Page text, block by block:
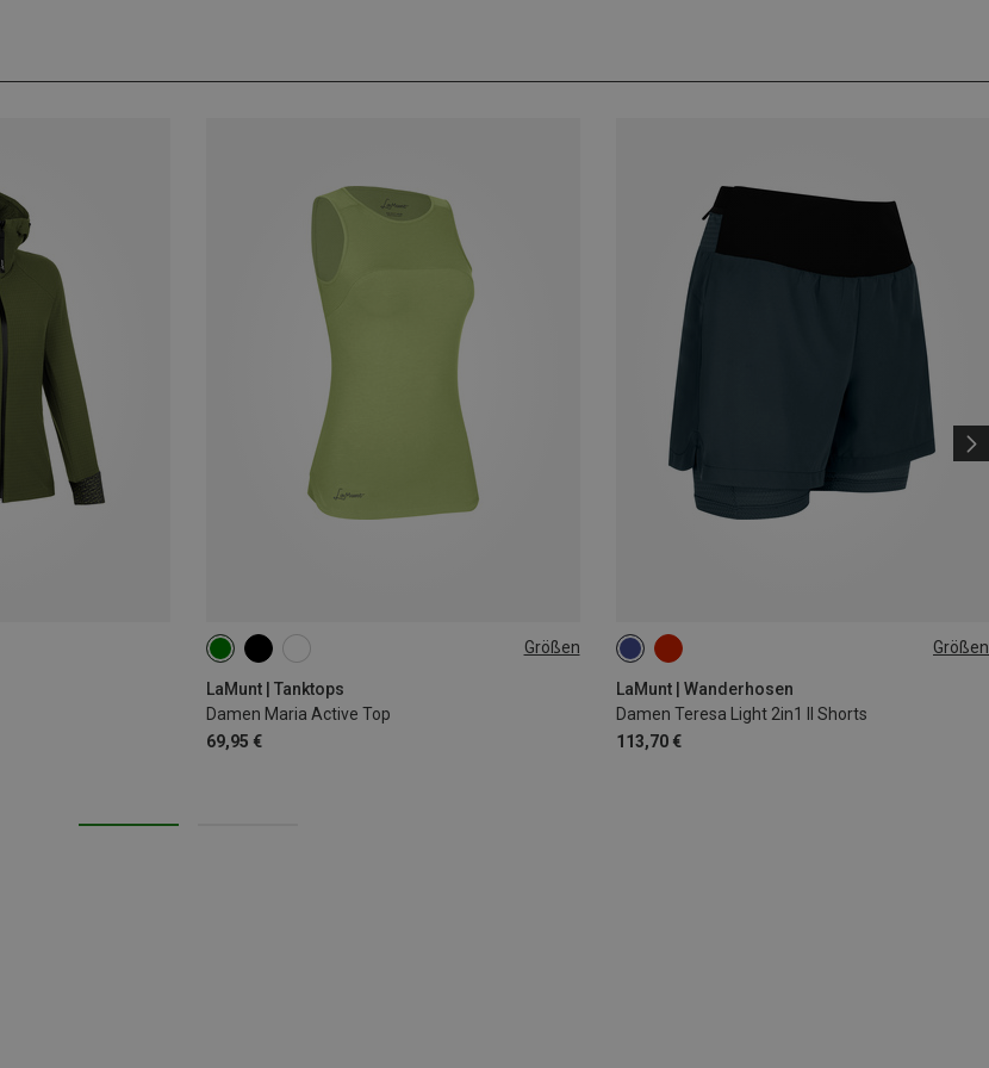
Größen
LaMunt | Tanktops
Damen Maria Active Top
69,95 €
XS S Größen
LaMunt | Wanderhosen
Damen Teresa Light 2in1 II Shorts
113,70 €
XS S